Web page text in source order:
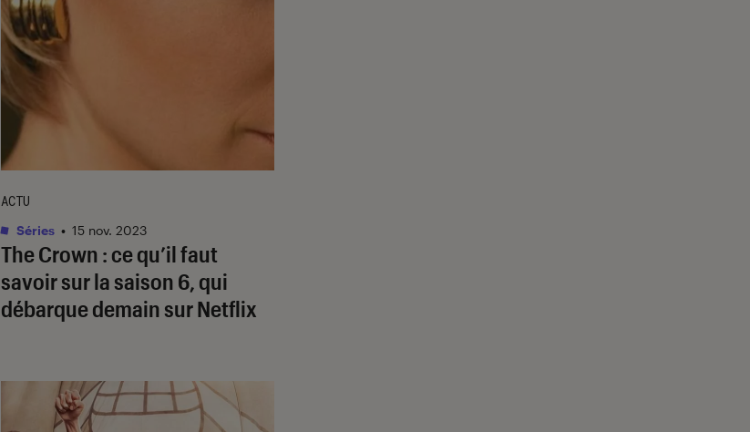
The Crown : ce qu’il faut
savoir sur la saison 6, qui
débarque demain sur Netflix
ACTU
Séries • 15 nov. 2023